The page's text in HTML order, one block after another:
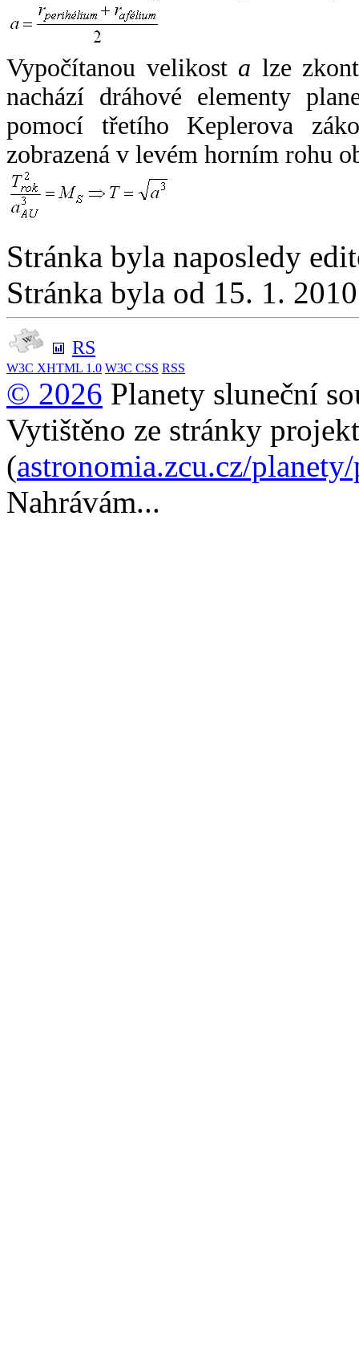
Vypočítanou velikost a lze
nachází dráhové elementy
pomocí třetího Keplerova
zobrazená v levém horním rohu
Stránka byla naposledy
Stránka byla od 15. 1.
RS
W3C XHTML 1.0 W3C CSS RSS
© 2026 Planety sluneční
Vytištěno ze stránky
(astronomia.zcu.cz/
Nahrávám...